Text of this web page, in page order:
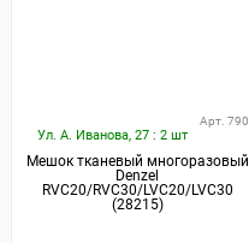
Ул. А. Иванова, 27 : 2 шт
Арт. 790
Мешок тканевый многоразовый
Denzel
RVC20/RVC30/LVC20/LVC30
(28215)